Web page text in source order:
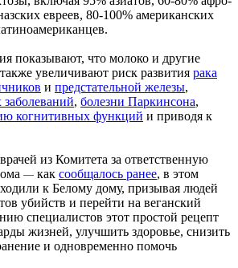
евреев, 80-100% американских
показывают, что молоко и другие
увеличивают риск развития рака
и предстательной железы,
заболеваний, болезни Паркинсона,
когнитивных функций и приводя к
из Комитета за ответственную
— как сообщалось ранее, в этом
к Белому дому, призывая людей
убийств и перейти на веганский
специалистов этот простой рецепт
жизней, улучшить здоровье, снизить
и одновременно помочь